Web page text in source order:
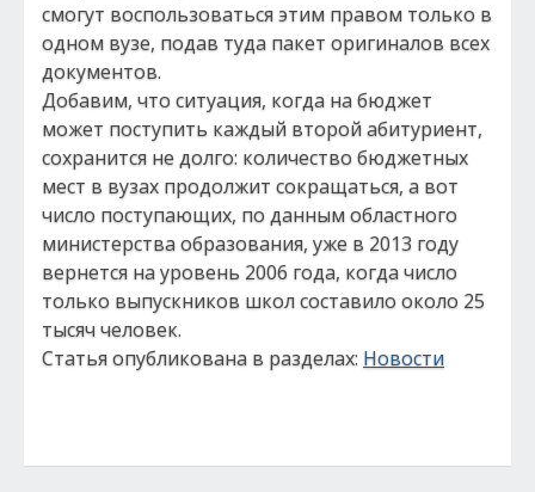
смогут воспользоваться этим правом только в
одном вузе, подав туда пакет оригиналов всех
документов.
Добавим, что ситуация, когда на бюджет
может поступить каждый второй абитуриент,
сохранится не долго: количество бюджетных
мест в вузах продолжит сокращаться, а вот
число поступающих, по данным областного
министерства образования, уже в 2013 году
вернется на уровень 2006 года, когда число
только выпускников школ составило около 25
тысяч человек.
Статья опубликована в разделах: Новости